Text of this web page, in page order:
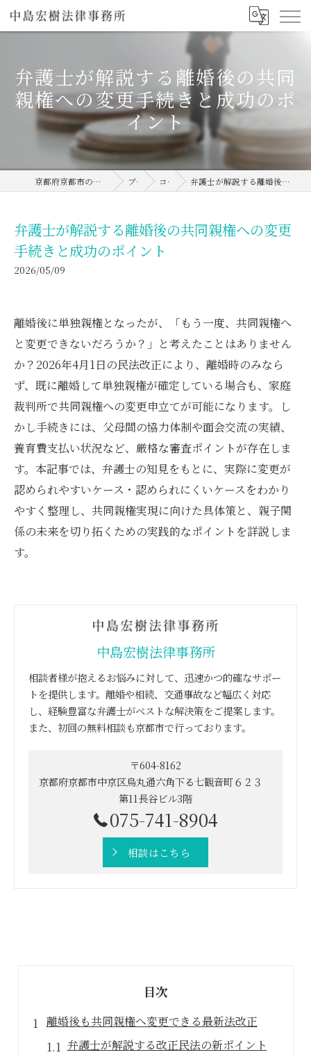
弁護士が解説する離婚後の共同
親権への変更手続きと成功のポ
イント
京都府京都市の弁護士なら中島宏樹法律事務所 ブログ コラム 弁護士が解説する離婚後の共同親権への変更手続きと成功のポイント
弁護士が解説する離婚後の共同親権への変更
手続きと成功のポイント
2026/05/09
離婚後に単独親権となったが、「もう一度、共同親権へ
と変更できないだろうか？」と考えたことはありません
か？2026年4月1日の民法改正により、離婚時のみなら
ず、既に離婚して単独親権が確定している場合も、家庭
裁判所で共同親権への変更申立てが可能になります。し
かし手続きには、父母間の協力体制や面会交流の実績、
養育費支払い状況など、厳格な審査ポイントが存在しま
す。本記事では、弁護士の知見をもとに、実際に変更が
認められやすいケース・認められにくいケースをわかり
やすく整理し、共同親権実現に向けた具体策と、親子関
係の未来を切り拓くための実践的なポイントを詳説しま
す。
中島宏樹法律事務所
相談者様が抱えるお悩みに対して、迅速かつ的確なサポー
トを提供します。離婚や相続、交通事故など幅広く対応
し、経験豊富な弁護士がベストな解決策をご提案します。
また、初回の無料相談も京都市で行っております。
〒604-8162
京都府京都市中京区烏丸通六角下る七観音町６２３
第11長谷ビル3階
075-741-8904
相談はこちら
目次
離婚後も共同親権へ変更できる最新法改正
弁護士が解説する改正民法の新ポイント